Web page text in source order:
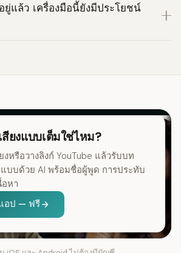
ยู่แล้ว เครื่องมือนี้ยังมีประโยชน์
สียงแบบเต็มใช่ไหม?
หรือวางลิงก์ YouTube แล้วรับบท
แบบด้วย AI พร้อมชื่อผู้พูด การประทับ
อหา
อป — ฟรี